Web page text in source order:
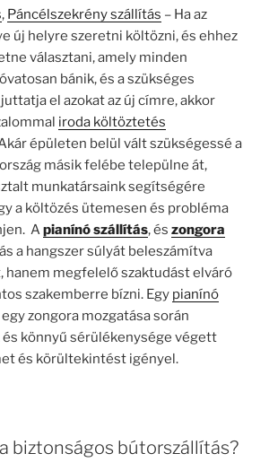
, Páncélszekrény szállítás – Ha az
új helyre szeretni költözni, és ehhez
választani, amely minden
bánik, és a szükséges
el azokat az új címre, akkor
iroda költöztetés
épületen belül vált szükségessé a
másik felébe települne át,
munkatársaink segítségére
a költözés ütemesen és probléma
A pianínó szállítás, és zongora
a hangszer súlyát beleszámítva
hanem megfelelő szaktudást elváró
szakemberre bízni. Egy pianínó
egy zongora mozgatása során
könnyű sérülékenysége végett
és körültekintést igényel.
biztonságos bútorszállítás?